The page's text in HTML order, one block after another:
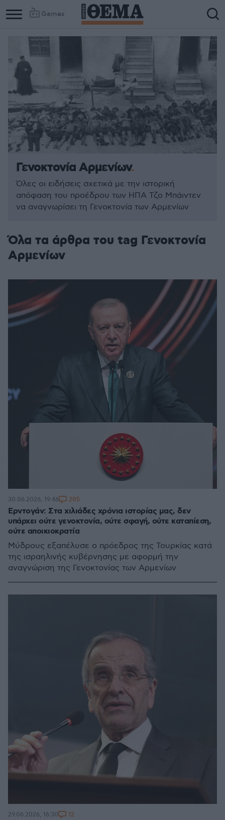
Games
Γενοκτονία Αρμενίων
Όλες οι ειδήσεις σχετικά με την ιστορική
απόφαση του προέδρου των ΗΠΑ Τζο Μπάιντεν
να αναγνωρίσει τη Γενοκτονία των Αρμενίων
Όλα τα άρθρα του tag Γενοκτονία
Αρμενίων
Ερντογάν: Στα χιλιάδες χρόνια ιστορίας μας, δεν
υπάρχει ούτε γενοκτονία, ούτε σφαγή, ούτε καταπίεση,
ούτε αποικιοκρατία
Μύδρους εξαπέλυσε ο πρόεδρος της Τουρκίας κατά
της ισραηλινής κυβέρνησης με αφορμή την
αναγνώριση της Γενοκτονίας των Αρμενίων
30.06.2026, 19:46 205
29.06.2026, 16:30 12